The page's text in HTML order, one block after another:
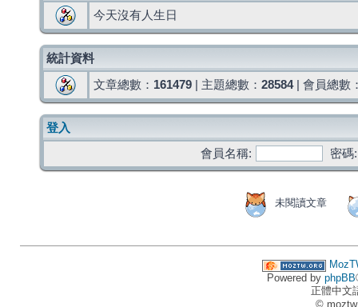
今天沒有人生日
統計資料
文章總數： 161479 | 主題總數： 28584| 會員總數
登入
會員名稱:
密碼:
未閱讀文章
Powered by phpBB
正體中文
©